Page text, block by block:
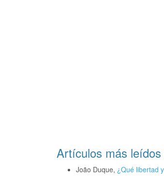
Artículos más
João Duque, ¿Qué libertad